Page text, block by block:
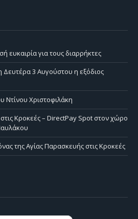
ευκαιρία για τους διαρρήκτες
Δευτέρα 3 Αυγούστου η εξόδιος
Ντίνου Χριστοφιλάκη
Κροκεές – DirectPay Spot στον χώρο
της Αγίας Παρασκευής στις Κροκεές